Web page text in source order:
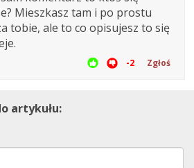
Mieszkasz tam i po prostu
tobie, ale to co opisujesz to się
-2 Zgłoś
artykułu: